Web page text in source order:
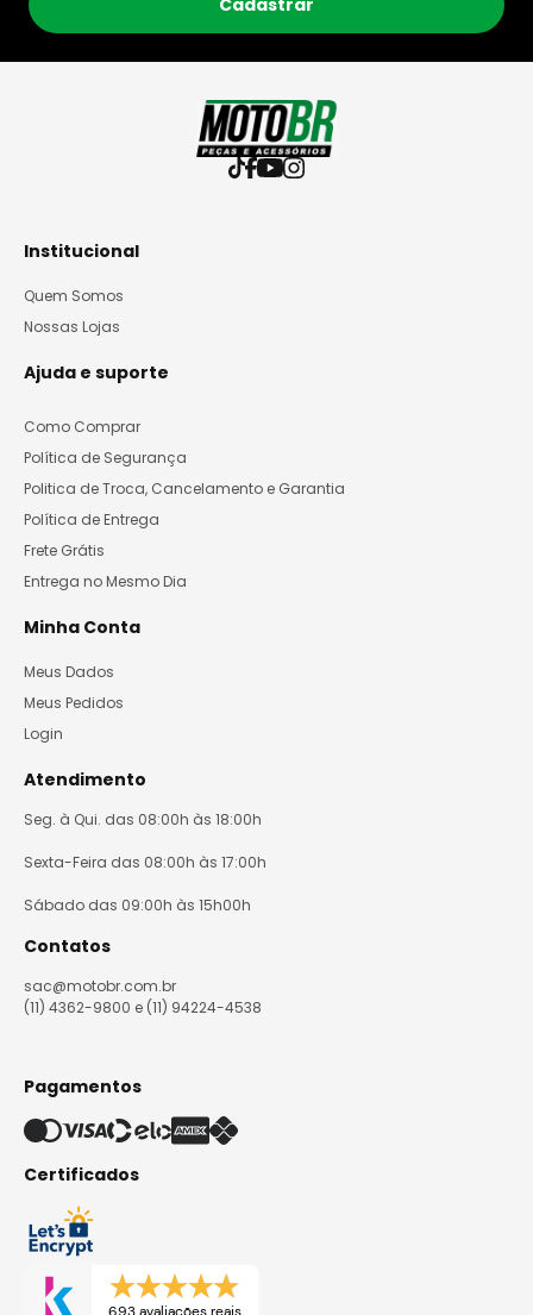
Institucional
Quem Somos
Nossas Lojas
Ajuda e suporte
Como Comprar
Política de Segurança
Politica de Troca, Cancelamento e Garantia
Política de Entrega
Frete Grátis
Entrega no Mesmo Dia
Minha Conta
Meus Dados
Meus Pedidos
Login
Atendimento
Seg. à Qui. das 08:00h às 18:00h
Sexta-Feira das 08:00h às 17:00h
Sábado das 09:00h às 15h00h
Contatos
sac@motobr.com.br
(11) 4362-9800 e (11) 94224-4538
Pagamentos
Certificados